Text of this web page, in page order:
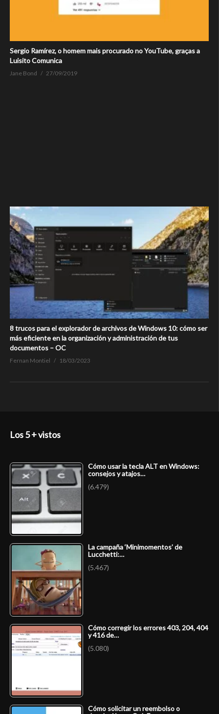
Sergio Ramírez, o homem mais procurado no YouTube, graças a
Luisito Comunica
Jane Bond 27/09/2019
8 trucos para el explorador de archivos de Windows 10: cómo ser
más eficiente en la organización y administración de tus
documentos – OC
Fernan Montiel 18/03/2023
Los 5 + vistos
Cómo usar la tecla ALT en Windows:
consejos y atajos…
(6.479)
La campaña ‘Minimomentos’ de
Lucchetti:…
(5.467)
Cómo corregir los errores 403, 204, 404
y 416 de…
(5.080)
Cómo solicitar un reembolso o